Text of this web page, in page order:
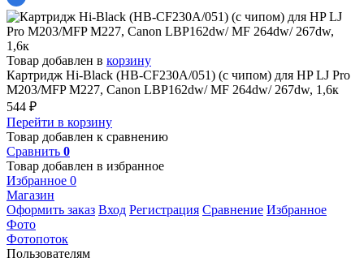
Товар добавлен в корзину
Картридж Hi-Black (HB-CF230A/051) (с чипом) для HP LJ Pro
M203/MFP M227, Canon LBP162dw/ MF 264dw/ 267dw, 1,6к
544 ₽
Перейти в корзину
Товар добавлен к сравнению
Сравнить 0
Товар добавлен в избранное
Избранное 0
Магазин
Оформить заказ Вход Регистрация Сравнение Избранное
Фото
Фотопоток
Пользователям